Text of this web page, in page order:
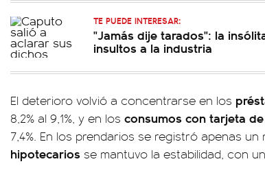
TE PUEDE INTERESAR:
"Jamás dije tarados": la
insultos a la industria
El deterioro volvió a concentrarse en los
8,2% al 9,1%, y en los consumos con tarjeta
7,4%. En los prendarios se registró apenas
hipotecarios se mantuvo la estabilidad, con